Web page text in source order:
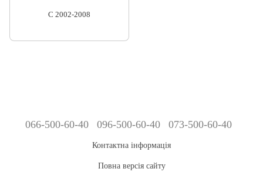
C 2002-2008
066-500-60-40 096-500-60-40 073-500-60-40
Контактна інформація
Повна версія сайту